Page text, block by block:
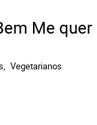
Me quer
Vegetarianos